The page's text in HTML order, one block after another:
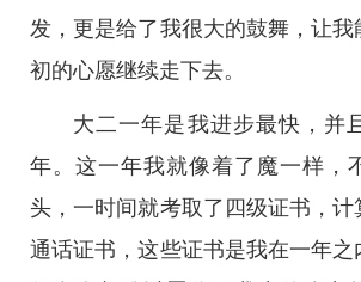
发，更是给了我很大的鼓舞，让我
初的心愿继续走下去。
大二一年是我进步最快，并
年。这一年我就像着了魔一样，
头，一时间就考取了四级证书，
通话证书，这些证书是我在一年之